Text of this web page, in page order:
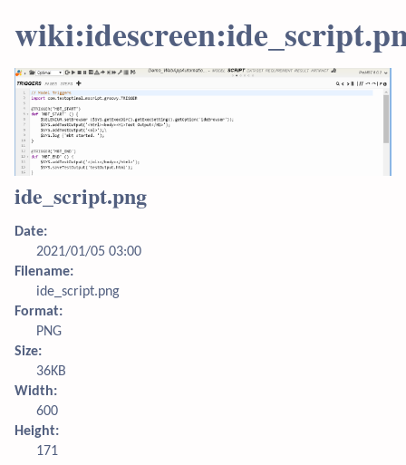
ide_script.png
Date:
2021/01/05 03:00
Filename:
ide_script.png
Format:
PNG
Size:
36KB
Width:
600
Height:
171